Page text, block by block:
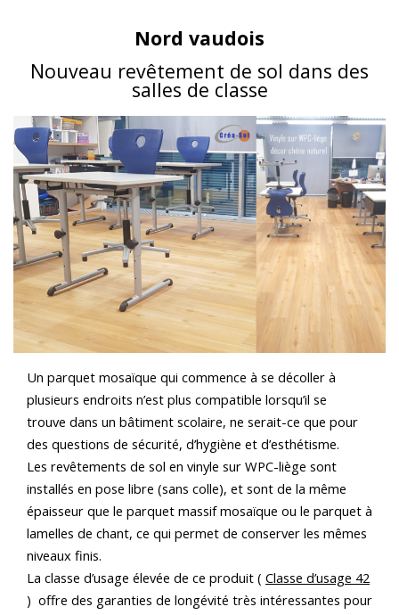
Nord vaudois
Nouveau revêtement de sol dans des
salles de classe
Un parquet mosaïque qui commence à se décoller à
plusieurs endroits n’est plus compatible lorsqu’il se
trouve dans un bâtiment scolaire, ne serait-ce que pour
des questions de sécurité, d’hygiène et d’esthétisme.
Les revêtements de sol en vinyle sur WPC-liège sont
installés en pose libre (sans colle), et sont de la même
épaisseur que le parquet massif mosaïque ou le parquet à
lamelles de chant, ce qui permet de conserver les mêmes
niveaux finis.
La classe d’usage élevée de ce produit ( Classe d’usage 42
) offre des garanties de longévité très intéressantes pour